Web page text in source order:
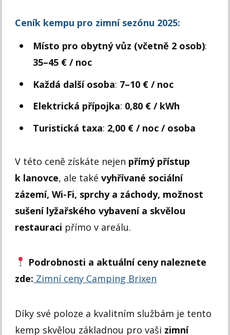
Ceník kempu pro zimní sezónu 2025:
Místo pro obytný vůz (včetně 2 osob):
35–45 € / noc
Každá další osoba: 7–10 € / noc
Elektrická přípojka: 0,80 € / kWh
Turistická taxa: 2,00 € / noc / osoba
V této ceně získáte nejen přímý přístup
k lanovce, ale takévyhřívané sociální
zázemí, Wi-Fi, sprchy a záchody, možnost
sušení lyžařského vybavení a skvělou
restauraci přímo v areálu.
Podrobnosti a aktuální ceny naleznete
zde: Zimní ceny Camping Brixen
Díky své poloze a kvalitním službám je tento
kemp skvělou základnou pro vaši zimní